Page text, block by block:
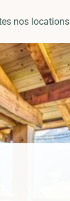
nos locations